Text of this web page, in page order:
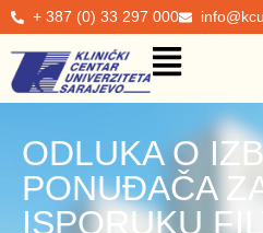
+ 387 (0) 33 297 000
ODLUKA O
PONUĐAČA
ISPORUKU